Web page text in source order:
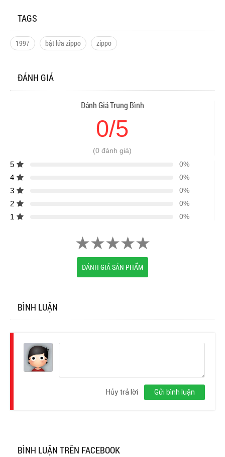
TAGS
1997 bật lửa zippo zippo
ĐÁNH GIÁ
Đánh Giá Trung Bình
0/5
(0 đánh giá)
5 0%
4 0%
3 0%
2 0%
1 0%
ĐÁNH GIÁ SẢN PHẨM
BÌNH LUẬN
Gửi bình luận
Hủy trả lời
BÌNH LUẬN TRÊN FACEBOOK